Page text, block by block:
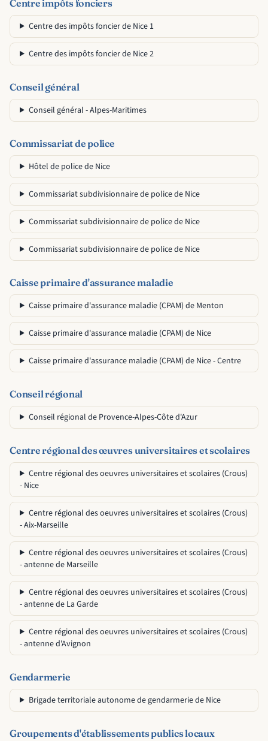
Centre impôts fonciers
Centre des impôts foncier de Nice 1
Centre des impôts foncier de Nice 2
Conseil général
Conseil général - Alpes-Maritimes
Commissariat de police
Hôtel de police de Nice
Commissariat subdivisionnaire de police de Nice
Commissariat subdivisionnaire de police de Nice
Commissariat subdivisionnaire de police de Nice
Caisse primaire d'assurance maladie
Caisse primaire d'assurance maladie (CPAM) de Menton
Caisse primaire d'assurance maladie (CPAM) de Nice
Caisse primaire d'assurance maladie (CPAM) de Nice - Centre
Conseil régional
Conseil régional de Provence-Alpes-Côte d'Azur
Centre régional des œuvres universitaires et scolaires
Centre régional des oeuvres universitaires et scolaires (Crous)
- Nice
Centre régional des oeuvres universitaires et scolaires (Crous)
- Aix-Marseille
Centre régional des oeuvres universitaires et scolaires (Crous)
- antenne de Marseille
Centre régional des oeuvres universitaires et scolaires (Crous)
- antenne de La Garde
Centre régional des oeuvres universitaires et scolaires (Crous)
- antenne d'Avignon
Gendarmerie
Brigade territoriale autonome de gendarmerie de Nice
Groupements d'établissements publics locaux